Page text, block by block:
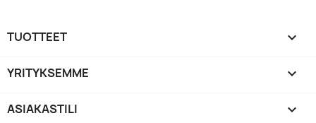
TUOTTEET 
YRITYKSEMME 
ASIAKASTILI 